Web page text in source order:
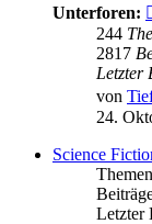
Unterforen:
244
2817
Letzter
von
24.
Science
Themen
Letzter